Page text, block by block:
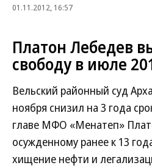
01.11.2012, 16:57
Платон Лебедев
свободу в июле
Вельский районный суд
ноября снизил на 3 года
главе МФО «Менатеп»
осужденному ранее к 13
хищение нефти и